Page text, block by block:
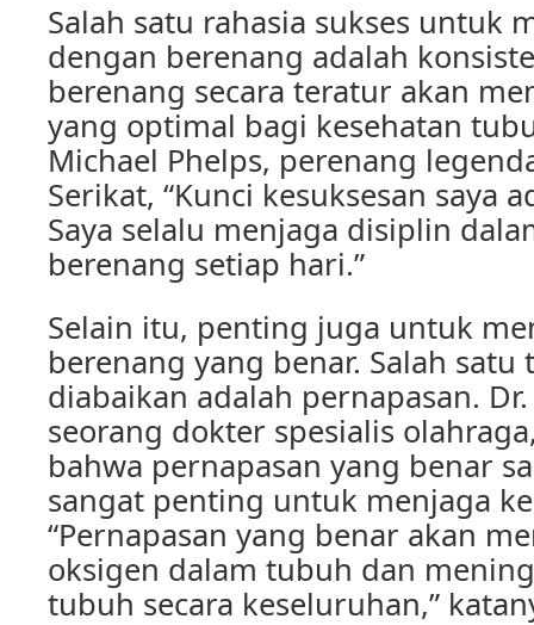
Salah satu rahasia sukses untuk
dengan berenang adalah
berenang secara teratur akan
yang optimal bagi kesehatan
Michael Phelps, perenang
Serikat, “Kunci kesuksesan saya
Saya selalu menjaga disiplin
berenang setiap hari.”
Selain itu, penting juga untuk
berenang yang benar. Salah
diabaikan adalah pernapasan.
seorang dokter spesialis
bahwa pernapasan yang benar
sangat penting untuk menjaga
“Pernapasan yang benar akan
oksigen dalam tubuh dan
tubuh secara keseluruhan,”